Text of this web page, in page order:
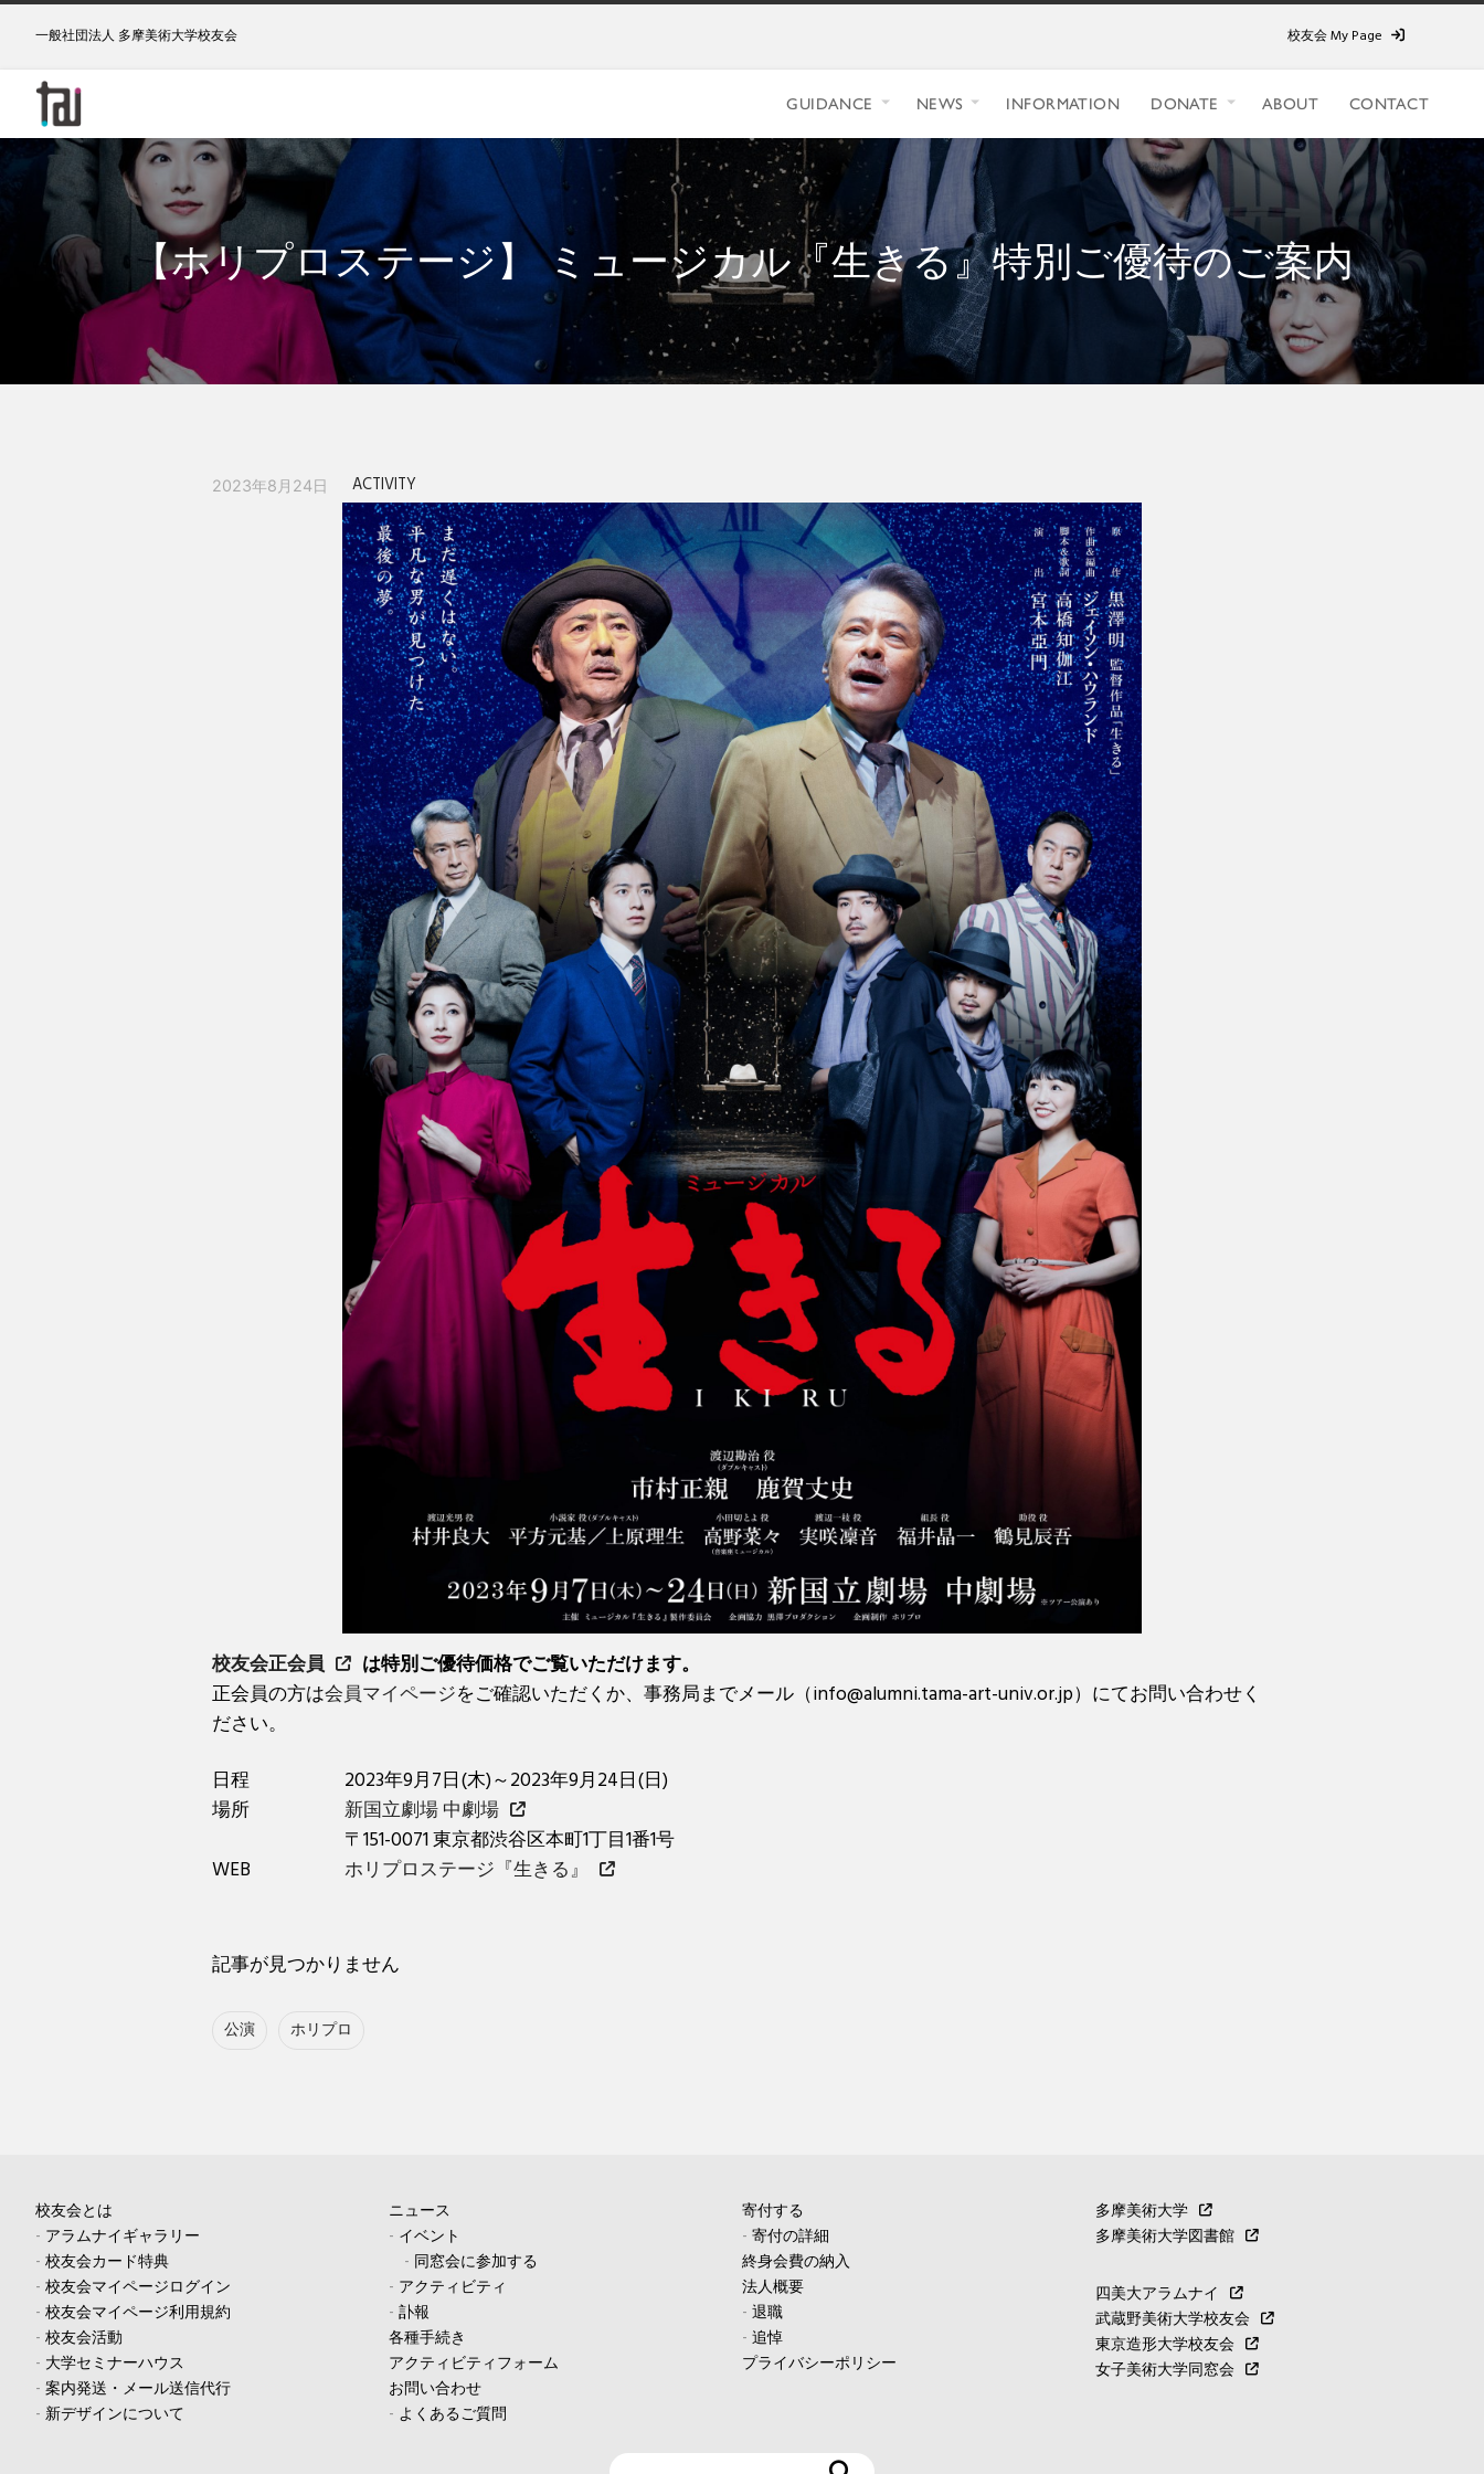
一般社団法人 多摩美術大学校友会 校友会 My Page
GUIDANCE NEWS INFORMATION DONATE ABOUT CONTACT
【ホリプロステージ】 ミュージカル『生きる』特別ご優待のご案内
2023年8月24日 ACTIVITY
校友会正会員
は特別ご優待価格でご覧いただけます。
正会員の方は会員マイページをご確認いただくか、事務局までメール（info@alumni.tama-art-univ.or.jp）にてお問い合わせく
ださい。
日程
2023年9月7日(木)～2023年9月24日(日)
場所
新国立劇場 中劇場
〒151-0071 東京都渋谷区本町1丁目1番1号
WEB
ホリプロステージ『生きる』
記事が見つかりません
公演 ホリプロ
校友会とは
- アラムナイギャラリー
- 校友会カード特典
- 校友会マイページログイン
- 校友会マイページ利用規約
- 校友会活動
- 大学セミナーハウス
- 案内発送・メール送信代行
- 新デザインについて
ニュース
- イベント
- 同窓会に参加する
- アクティビティ
- 訃報
各種手続き
アクティビティフォーム
お問い合わせ
- よくあるご質問
寄付する
- 寄付の詳細
終身会費の納入
法人概要
- 退職
- 追悼
プライバシーポリシー
多摩美術大学
多摩美術大学図書館
四美大アラムナイ
武蔵野美術大学校友会
東京造形大学校友会
女子美術大学同窓会